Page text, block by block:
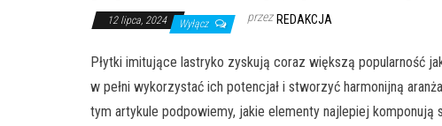
12 lipca, 2024 Wyłącz przez REDAKCJA
Płytki imitujące lastryko zyskują coraz większą popularność
w pełni wykorzystać ich potencjał i stworzyć harmonijną
tym artykule podpowiemy, jakie elementy najlepiej